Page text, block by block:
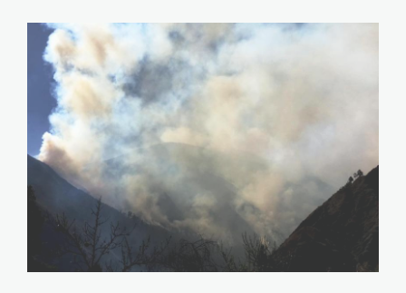
incendio – bruno
estefano